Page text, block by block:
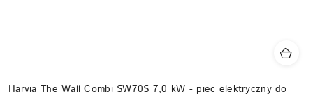
Harvia The Wall Combi SW70S 7,0 kW - piec elektryczny do